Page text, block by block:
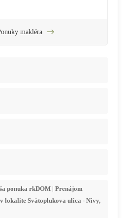
makléra